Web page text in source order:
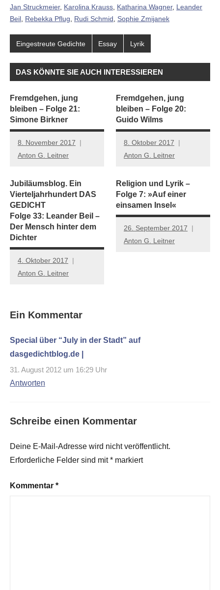
Jan Struckmeier, Karolina Krauss Katharina Wagner, Leander
Beil Rebekka Pflug Rudi Schmid Sophie Zmijanek
Eingestreute Gedichte Essay Lyrik
DAS KÖNNTE SIE AUCH INTERESSIEREN
Fremdgehen, jung
bleiben – Folge 21:
Simone Birkner
8. November 2017
Anton G. Leitner
Fremdgehen, jung
bleiben – Folge 20:
Guido Wilms
8. Oktober 2017
Anton G. Leitner
Jubiläumsblog. Ein
Vierteljahrhundert DAS
GEDICHT
Folge 33: Leander Beil –
Der Mensch hinter dem
Dichter
4. Oktober 2017
Anton G. Leitner
Religion und Lyrik –
Folge 7: »Auf einer
einsamen Insel«
26. September 2017
Anton G. Leitner
Ein Kommentar
Special über “July in der Stadt” auf
dasgedichtblog.de |
31. August 2012 um 16:29 Uhr
Antworten
Schreibe einen Kommentar
Deine E-Mail-Adresse wird nicht veröffentlicht.
Erforderliche Felder sind mit* markiert
Kommentar *